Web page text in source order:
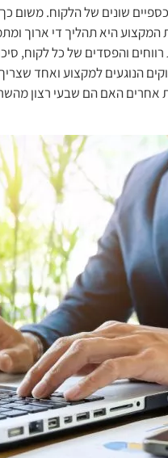
שונים של הלקוח. משום
היא תהליך די ארוך
והפסדים של כל לקוח,
הנוגעים למקצוע ואחד
האם הם שבעי רצון